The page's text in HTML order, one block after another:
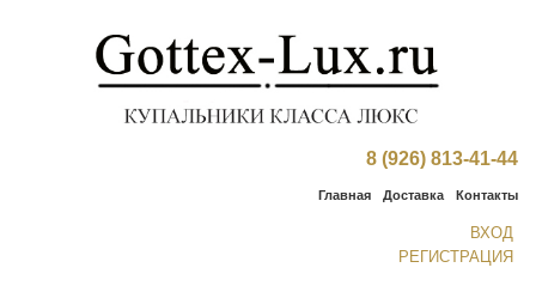
8 (926) 813-41-44
Главная Доставка Контакты
ВХОД
РЕГИСТРАЦИЯ